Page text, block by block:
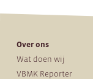
Over ons
Wat doen wij
VBMK Reporter